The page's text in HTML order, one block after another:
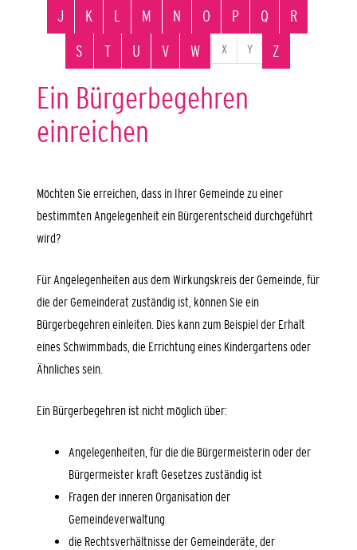
J
K L M N O P Q
R
S
T U V W X Y Z
Ein Bürgerbegehren
einreichen
Möchten Sie erreichen, dass in Ihrer Gemeinde zu einer
bestimmten Angelegenheit ein Bürgerentscheid durchgeführt
wird?
Für Angelegenheiten aus dem Wirkungskreis der Gemeinde, für
die der Gemeinderat zuständig ist, können Sie ein
Bürgerbegehren einleiten. Dies kann zum Beispielder Erhalt
eines Schwimmbads, die Errichtung eines Kindergartens oder
Ähnliches sein.
Ein Bürgerbegehren ist nicht möglich über:
Angelegenheiten, für die die Bürgermeisterin oder der
Bürgermeister kraft Gesetzes zuständig ist
Fragen der inneren Organisation der
Gemeindeverwaltung
die Rechtsverhältnisse der Gemeinderäte, der